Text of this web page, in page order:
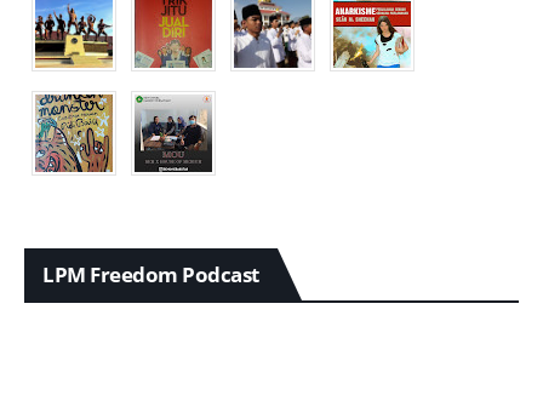
LPM Freedom Podcast